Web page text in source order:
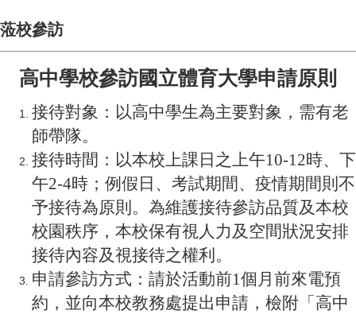
蒞校參訪
高中學校參訪國立體育大學申請原則
接待對象：以高中學生為主要對象，需有老
師帶隊。
接待時間：以本校上課日之上午10-12時、下
午2-4時；例假日、考試期間、疫情期間則不
予接待為原則。為維護接待參訪品質及本校
校園秩序，本校保有視人力及空間狀況安排
接待內容及視接待之權利。
申請參訪方式：請於活動前1個月前來電預
約，並向本校教務處提出申請，檢附「高中